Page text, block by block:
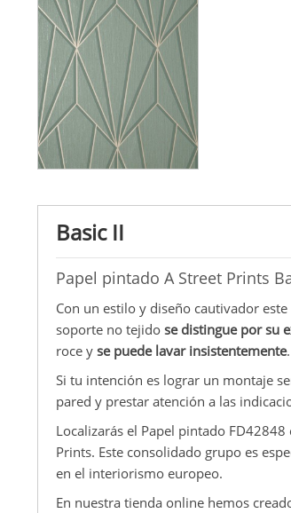
Basic II
Papel pintado A Street Prints
Con un estilo y diseño cautivador
soporte no tejido se distingue por su
roce y se puede lavar insistentemente.
Si tu intención es lograr un montaje
pared y prestar atención a las
Localizarás el Papel pintado
Prints. Este consolidado grupo es
en el interiorismo europeo.
En nuestra tienda online hemos